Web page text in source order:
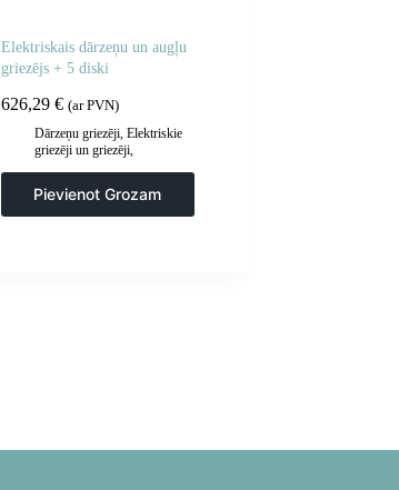
Elektriskais dārzeņu un augļu
griezējs + 5 diski
626,29 € (ar PVN)
Dārzeņu griezēji, Elektriskie
griezēji un griezēji,
Pievienot Grozam